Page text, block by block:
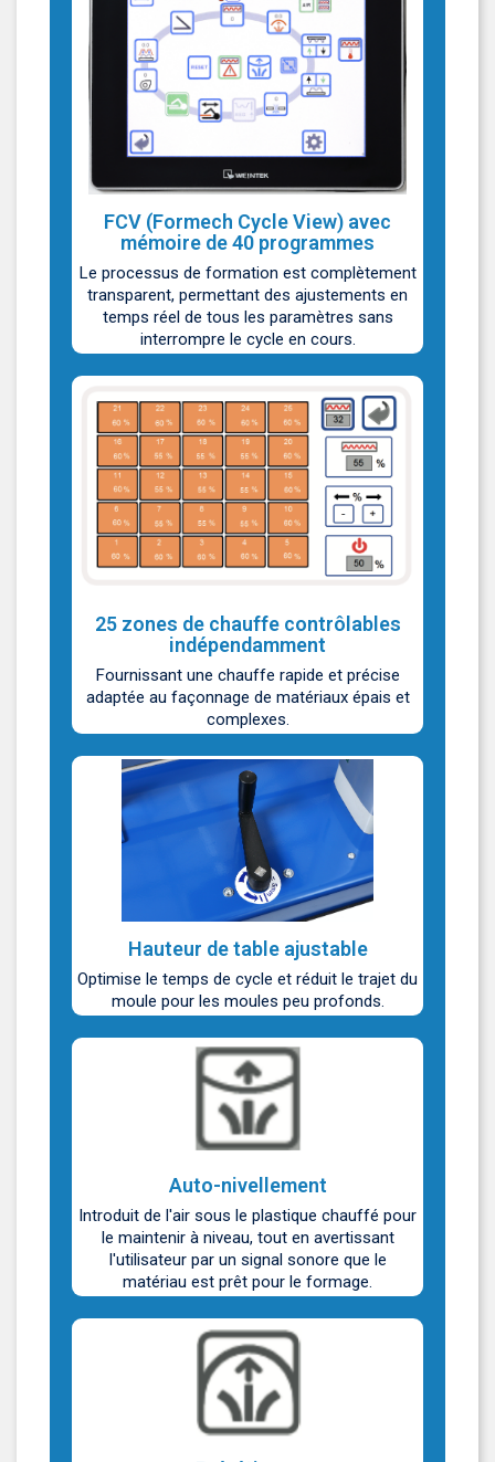
FCV (Formech Cycle View) avec
mémoire de 40 programmes
Le processus de formation est complètement
transparent, permettant des ajustements en
temps réel de tous les paramètres sans
interrompre le cycle en cours.
25 zones de chauffe contrôlables
indépendamment
Fournissant une chauffe rapide et précise
adaptée au façonnage de matériaux épais et
complexes.
Hauteur de table ajustable
Optimise le temps de cycle et réduit le trajet du
moule pour les moules peu profonds.
Auto-nivellement
Introduit de l'air sous le plastique chauffé pour
le maintenir à niveau, tout en avertissant
l'utilisateur par un signal sonore que le
matériau est prêt pour le formage.